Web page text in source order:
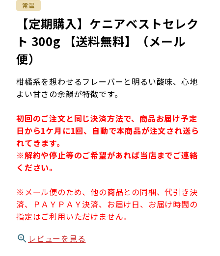
【定期購入】ケニアベストセレク
ト 300g 【送料無料】（メール
便）
柑橘系を想わせるフレーバーと明るい酸味、心地
よい甘さの余韻が特徴です。
初回のご注文と同じ決済方法で、商品お届け予定
日から1ケ月に1回、自動で本商品が注文され送ら
れてきます。
※解約や停止等のご希望があれば当店までご連絡
ください。
※メール便のため、他の商品との同梱、代引き決
済、ＰＡＹＰＡＹ決済、お届け日、お届け時間の
指定はご利用いただけません。
レビューを見る
常温